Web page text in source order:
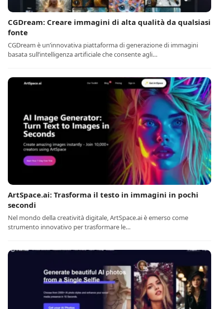
CGDream: Creare immagini di alta qualità da qualsiasi
fonte
CGDream è un’innovativa piattaforma di generazione di immagini
basata sull’intelligenza artificiale che consente agli…
ArtSpace.ai: Trasforma il testo in immagini in pochi
secondi
Nel mondo della creatività digitale, ArtSpace.ai è emerso come
strumento innovativo per trasformare le…